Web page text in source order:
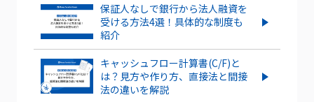
保証人なしで銀行から法人融資を
受ける方法4選！具体的な制度も
紹介
キャッシュフロー計算書(C/F)と
は？見方や作り方、直接法と間接
法の違いを解説